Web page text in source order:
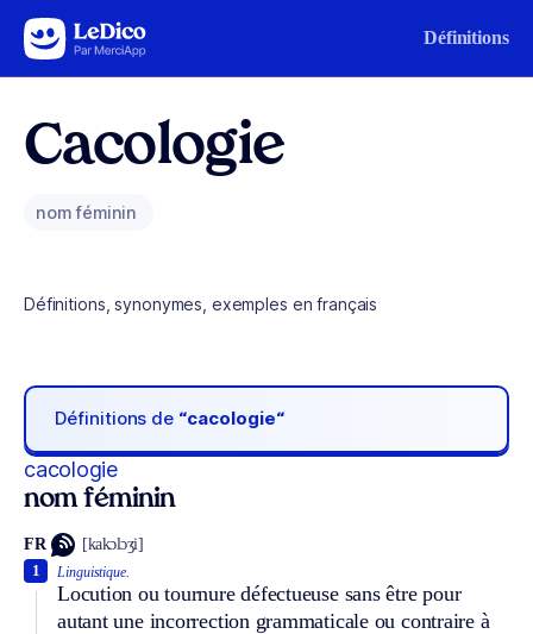
Aller au contenu Définitions
Cacologie
nom féminin
Définitions, synonymes, exemples en français
Définitions de “cacologie“
cacologie
nom féminin
FR [kakɔlɔʒi]
Linguistique.
Locution ou tournure défectueuse sans être pour
autant une incorrection grammaticale ou contraire à
1